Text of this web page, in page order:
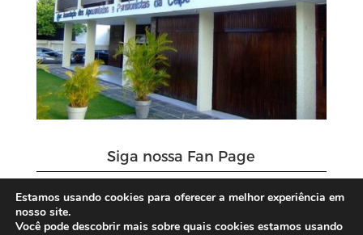
Siga nossa Fan Page
Estamos usando cookies para oferecer a melhor experiência em
nosso site.
Você pode descobrir mais sobre quais cookies estamos usando